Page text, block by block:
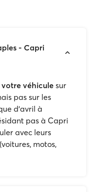
- Capri
véhiculesur
pas sur les
d’avril à
pas à Capri
avec leurs
motos,